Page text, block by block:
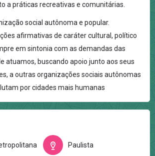
a práticas recreativas e comunitárias.
social autônoma e popular.
afirmativas de caráter cultural, político
em sintonia com as demandas das
atuamos, buscando apoio junto aos seus
a outras organizações sociais autônomas
por cidades mais humanas
Paulista